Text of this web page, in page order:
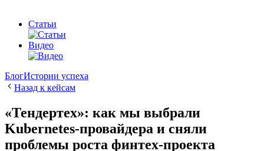
Статьи
Видео
БлогИстории успеха
Назад к кейсам
«Тендертех»: как мы выбрали
Kubernetes-провайдера и сняли
проблемы роста финтех-проекта